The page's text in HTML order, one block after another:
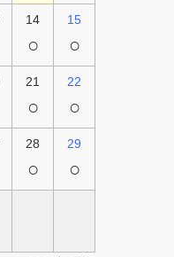
14
○
15
○
21
○
22
○
28
○
29
○